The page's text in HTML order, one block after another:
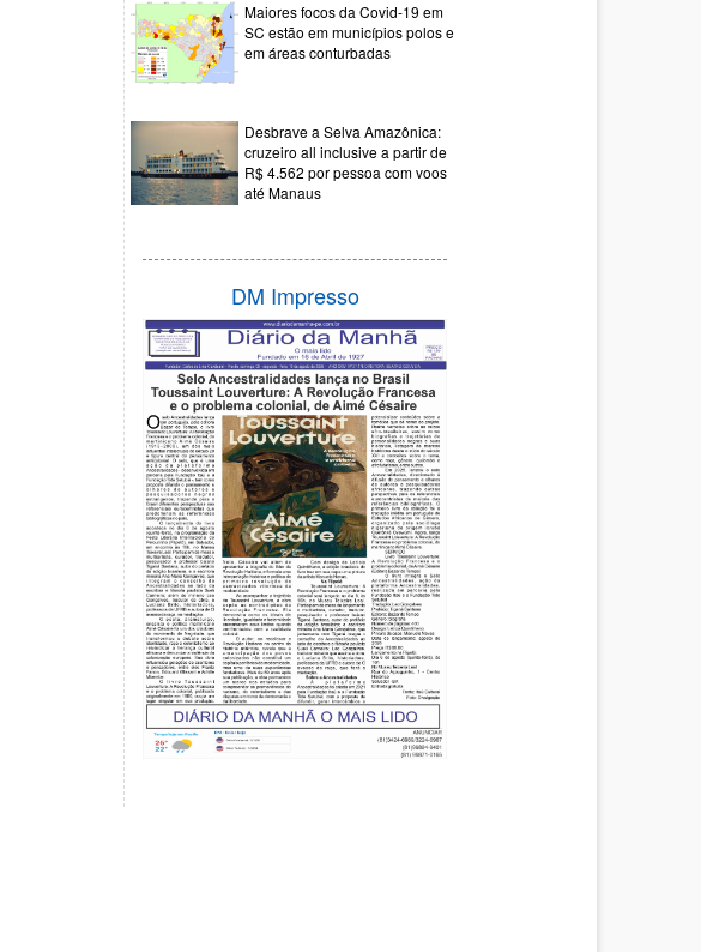
Maiores focos da Covid-19 em
SC estão em municípios polos e
em áreas conturbadas
Desbrave a Selva Amazônica:
cruzeiro all inclusive a partir de
R$ 4.562 por pessoa com voos
até Manaus
DM Impresso